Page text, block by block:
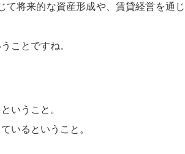
て将来的な資産形成や、賃貸経営を通じ
ことですね。
いうこと。
いるということ。